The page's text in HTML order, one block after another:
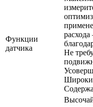
Функции
датчика
Не